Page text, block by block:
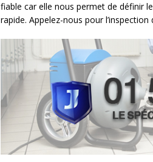
fiable car elle nous permet de définir
rapide. Appelez-nous pour